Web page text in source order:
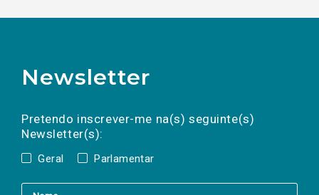
Newsletter
Pretendo inscrever-me na(s) seguinte(s)
Newsletter(s):
Geral Parlamentar
a(s) newsletter(s).
mail